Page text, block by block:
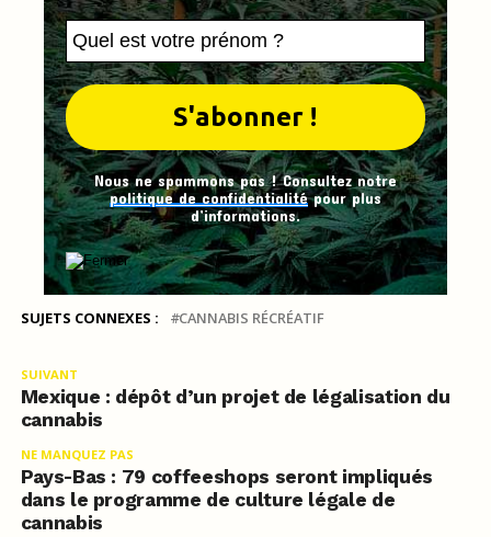
Nous ne spammons pas ! Consultez notre
politique de confidentialitépour plus
d’informations.
SUJETS CONNEXES : CANNABIS RÉCRÉATIF
SUIVANT
Mexique : dépôt d’un projet de légalisation du
cannabis
NE MANQUEZ PAS
Pays-Bas : 79 coffeeshops seront impliqués
dans le programme de culture légale de
cannabis